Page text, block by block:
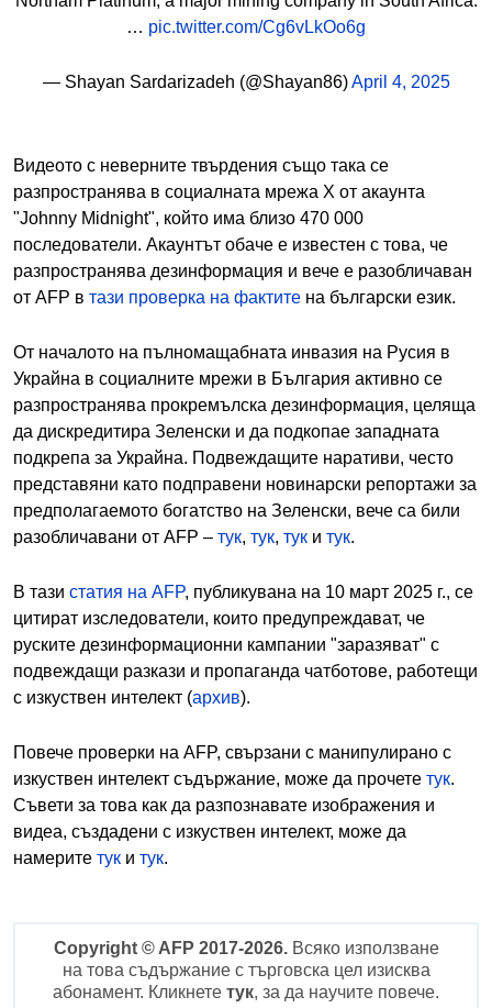
… pic.twitter.com/Cg6vLkOo6g
— Shayan Sardarizadeh (@Shayan86)April 4, 2025
Видеото с неверните твърдения също така се
разпространява в социалната мрежа Х от акаунта
"Johnny Midnight", който има близо 470 000
последователи. Акаунтът обаче е известен с това, че
разпространява дезинформация и вече е разобличаван
от AFP в тази проверка на фактите на български език.
От началото на пълномащабната инвазия на Русия в
Украйна в социалните мрежи в България активно се
разпространява прокремълска дезинформация, целяща
да дискредитира Зеленски и да подкопае западната
подкрепа за Украйна. Подвеждащите наративи, често
представяни като подправени новинарски репортажи за
предполагаемото богатство на Зеленски, вече са били
разобличавани от AFP – тук, тук, тук и тук.
В тази статия на AFP, публикувана на 10 март 2025 г., се
цитират изследователи, които предупреждават, че
руските дезинформационни кампании "заразяват" с
подвеждащи разкази и пропаганда чатботове, работещи
с изкуствен интелект (архив).
Повече проверки на AFP, свързани с манипулирано с
изкуствен интелект съдържание, може да прочете тук.
Съвети за това как да разпознавате изображения и
видеа, създадени с изкуствен интелект, може да
намерите тук и тук.
Copyright © AFP 2017-2026.Всяко използване
на това съдържание с търговска цел изисква
абонамент. Кликнете тук, за да научите повече.